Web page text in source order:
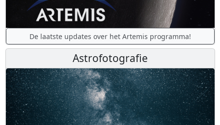
De laatste updates over het Artemis programma!
Astrofotografie